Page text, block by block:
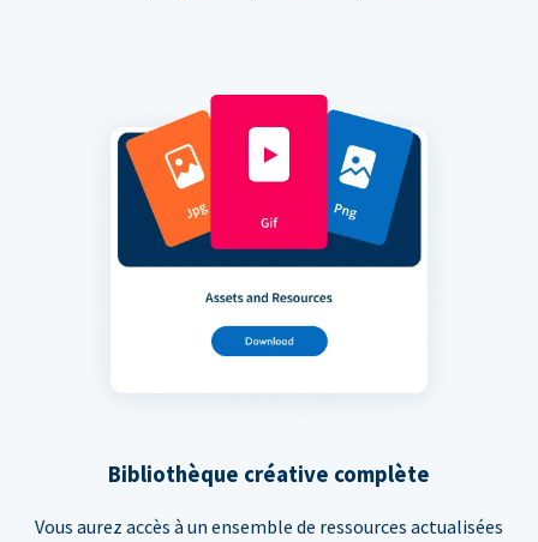
Bibliothèque créative complète
Vous aurez accès à un ensemble de ressources actualisées